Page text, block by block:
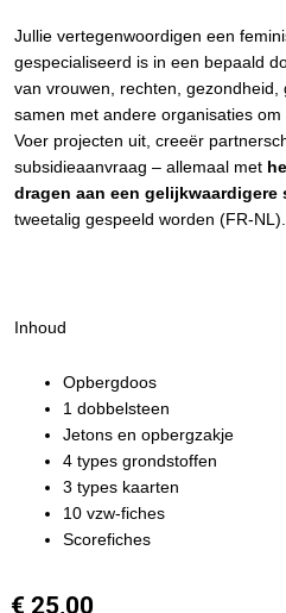
Jullie vertegenwoordigen een
gespecialiseerd is in een bepaald
van vrouwen, rechten,
samen met andere organisaties om
Voer projecten uit, creeër
subsidieaanvraag – allemaal met
dragen aan een gelijkwaardigere
tweetalig gespeeld worden (FR-NL).
Inhoud
Opbergdoos
1 dobbelsteen
Jetons en opbergzakje
4 types grondstoffen
3 types kaarten
10 vzw-fiches
Scorefiches
€ 25,00